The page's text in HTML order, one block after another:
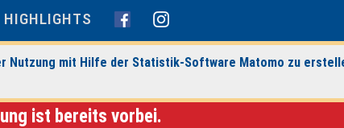
HIGHLIGHTS
mit Hilfe der Statistik-Software Matomo zu
ist bereits vorbei.